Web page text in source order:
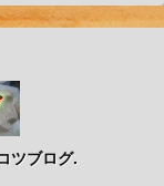
ツブログ.